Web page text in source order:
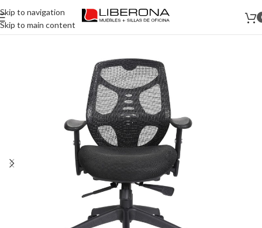
Skip to navigation
Skip to main content